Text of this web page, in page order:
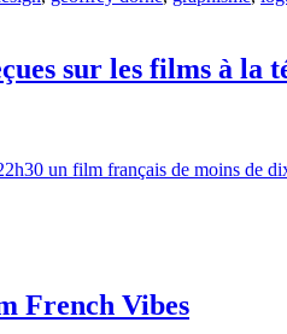
sur les films à la
un film français de moins
French Vibes